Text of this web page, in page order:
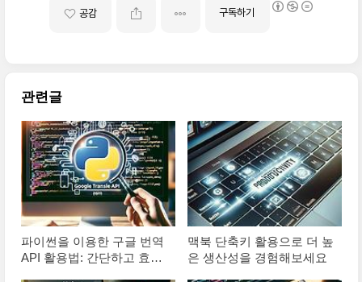
공감 구독하기
관련글
파이썬을 이용한 구글 번역
API 활용법: 간단하고 효과
맥북 단축키 활용으로 더 높
은 생산성을 경험해보세요